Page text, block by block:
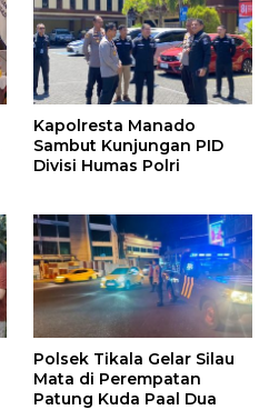
Kapolresta Manado
Sambut Kunjungan PID
Divisi Humas Polri
Polsek Tikala Gelar Silau
Mata di Perempatan
Patung Kuda Paal Dua